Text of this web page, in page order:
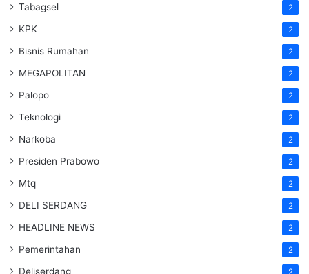
Tabagsel 2
KPK 2
Bisnis Rumahan 2
MEGAPOLITAN 2
Palopo 2
Teknologi 2
Narkoba 2
Presiden Prabowo 2
Mtq 2
DELI SERDANG 2
HEADLINE NEWS 2
Pemerintahan 2
Deliserdang 2